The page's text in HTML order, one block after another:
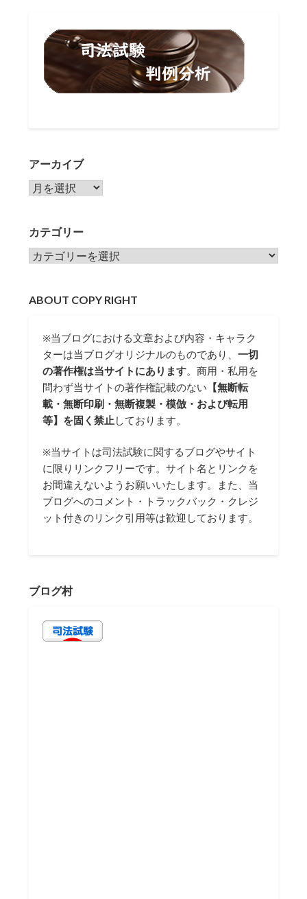
アーカイブ
アーカイブ
カテゴリー
カテゴリー
ABOUT COPY RIGHT
※当ブログにおける文章および内容・キャラク
ターは当ブログオリジナルのものであり、一切
の著作権は当サイトにあります。商用・私用を
問わず当サイトの著作権記載のない 【無断転
載・無断印刷・無断複製・模倣・および転用
等】を固く禁止 しております。
※当サイトは司法試験に関するブログやサイト
に限りリンクフリーです。サイト名とリンクを
お間違えないようお願いいたします。また、当
ブログへのコメント・トラックバック・クレジ
ット付きのリンク引用等は歓迎しております。
ブログ村